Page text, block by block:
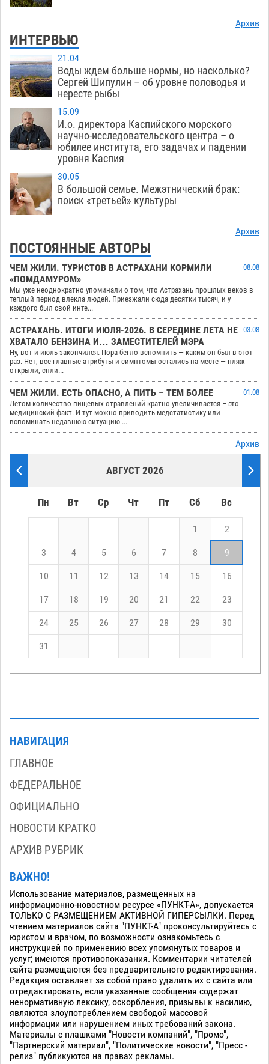
Архив
ИНТЕРВЬЮ
21.04
Воды ждем больше нормы, но насколько?
Сергей Шипулин – об уровне половодья и
нересте рыбы
15.09
И.о. директора Каспийского морского
научно-исследовательского центра – о
юбилее института, его задачах и падении
уровня Каспия
30.05
В большой семье. Межэтнический брак:
поиск «третьей» культуры
Архив
ПОСТОЯННЫЕ АВТОРЫ
ЧЕМ ЖИЛИ. ТУРИСТОВ В АСТРАХАНИ КОРМИЛИ
«ПОМДАМУРОМ»
08.08
Мы уже неоднократно упоминали о том, что Астрахань прошлых веков в
теплый период влекла людей. Приезжали сюда десятки тысяч, и у
каждого был свой инте...
АСТРАХАНЬ. ИТОГИ ИЮЛЯ-2026. В СЕРЕДИНЕ ЛЕТА НЕ
ХВАТАЛО БЕНЗИНА И… ЗАМЕСТИТЕЛЕЙ МЭРА
03.08
Ну, вот и июль закончился. Пора бегло вспомнить — каким он был в этот
раз. Нет, все главные атрибуты и симптомы остались на месте — пляж
открыли, спли...
ЧЕМ ЖИЛИ. ЕСТЬ ОПАСНО, А ПИТЬ – ТЕМ БОЛЕЕ
01.08
Летом количество пищевых отравлений кратно увеличивается – это
медицинский факт. И тут можно приводить медстатистику или
вспоминать недавнюю ситуацию ...
Архив
АВГУСТ 2026
Пн Вт Ср Чт Пт Сб Вс
1 2
3 4 5 6 7 8 9
10 11 12 13 14 15 16
17 18 19 20 21 22 23
24 25 26 27 28 29 30
31
НАВИГАЦИЯ
ГЛАВНОЕ
ФЕДЕРАЛЬНОЕ
ОФИЦИАЛЬНО
НОВОСТИ КРАТКО
АРХИВ РУБРИК
ВАЖНО!
Использование материалов, размещенных на
информационно-новостном ресурсе «ПУНКТ-А», допускается
ТОЛЬКО С РАЗМЕЩЕНИЕМ АКТИВНОЙ ГИПЕРСЫЛКИ. Перед
чтением материалов сайта "ПУНКТ-А" проконсультируйтесь с
юристом и врачом, по возможности ознакомьтесь с
инструкцией по применению всех упомянутых товаров и
услуг; имеются противопоказания. Комментарии читателей
сайта размещаются без предварительного редактирования.
Редакция оставляет за собой право удалить их с сайта или
отредактировать, если указанные сообщения содержат
ненормативную лексику, оскорбления, призывы к насилию,
являются злоупотреблением свободой массовой
информации или нарушением иных требований закона.
Материалы с плашками "Новости компаний", "Промо",
"Партнерский материал", "Политические новости", "Пресс -
релиз" публикуются на правах рекламы.